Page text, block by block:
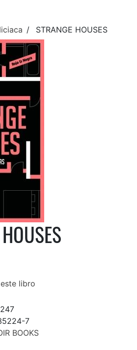
STRANGE HOUSES
libro
7
BOOKS